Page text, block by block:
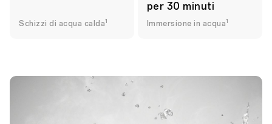
Schizzi di acqua calda1
per 30 minuti
Immersione in acqua1